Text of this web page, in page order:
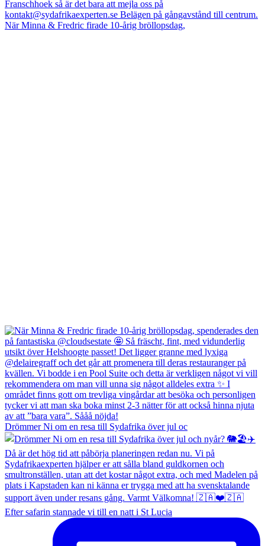
När Minna & Fredric firade 10-årig bröllopsdag,
Drömmer Ni om en resa till Sydafrika över jul oc
Efter safarin stannade vi till en natt i St Lucia